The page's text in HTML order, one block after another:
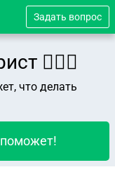
Задать вопрос
👨🏻‍⚖️
что делать